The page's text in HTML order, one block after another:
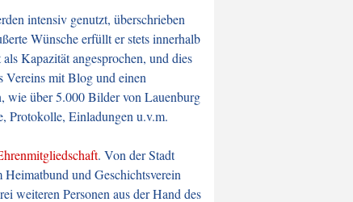
intensiv genutzt, überschrieben
Wünsche erfüllt er stets innerhalb
Kapazität angesprochen, und dies
mit Blog und einen
wie über 5.000 Bilder von Lauenburg
Protokolle, Einladungen u.v.m.
. Von der Stadt
und Geschichtsverein
weiteren Personen aus der Hand des